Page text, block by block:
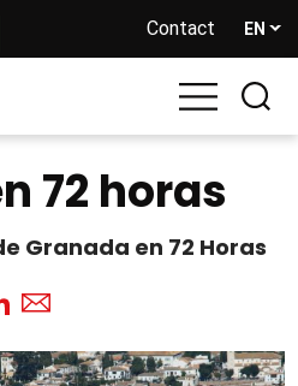
Contact EN
72 horas
Granada en 72 Horas